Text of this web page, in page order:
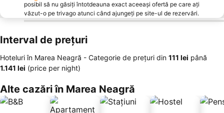
posibil să nu găsiți întotdeauna exact aceeași ofertă pe care ați
văzut-o pe trivago atunci când ajungeți pe site-ul de rezervări.
Interval de prețuri
Hoteluri în Marea Neagră - Categorie de preţuri din ‎111 lei până
‎1.141 lei (price per night)
Alte cazări în Marea Neagră